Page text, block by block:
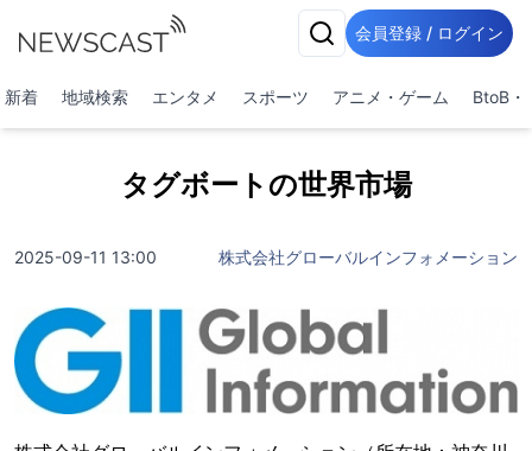
会員登録 / ログイン
新着 地域検索 エンタメ スポーツ アニメ・ゲーム BtoB・
タグボートの世界市場
2025-09-11 13:00 株式会社グローバルインフォメーション